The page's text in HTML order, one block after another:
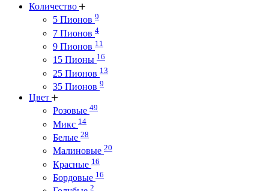
Количество
5 Пионов 9
7 Пионов 4
9 Пионов 11
15 Пионы 16
25 Пионов 13
35 Пионов 9
Цвет
Розовые 49
Микс 14
Белые 28
Малиновые 20
Красные 16
Бордовые 16
2